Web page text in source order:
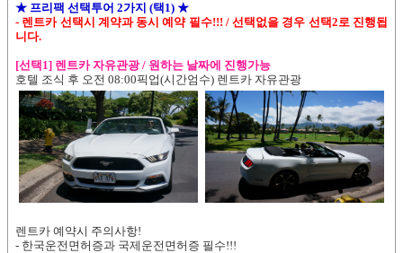
★ 프리팩 선택투어 2가지 (택1) ★
- 렌트카 선택시 계약과 동시 예약 필수!!! / 선택없을 경우 선택2로 진행됩
니다.
[선택1] 렌트카 자유관광 / 원하는 날짜에 진행가능
호텔 조식 후 오전 08:00픽업(시간엄수) 렌트카 자유관광
렌트카 예약시 주의사항!
- 한국운전면허증과 국제운전면허증 필수!!!